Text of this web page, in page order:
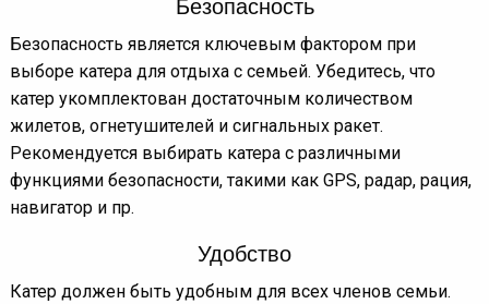
Безопасность
Безопасность является ключевым фактором при
выборе катера для отдыха с семьей. Убедитесь, что
катер укомплектован достаточным количеством
жилетов, огнетушителей и сигнальных ракет.
Рекомендуется выбирать катера с различными
функциями безопасности, такими как GPS, радар, рация,
навигатор и пр.
Удобство
Катер должен быть удобным для всех членов семьи.